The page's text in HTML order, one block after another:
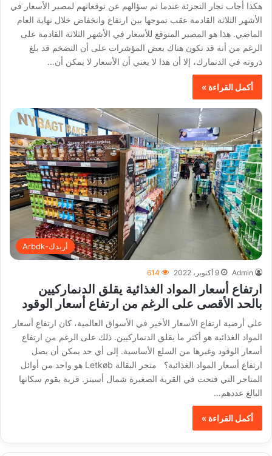
هكذا أجاب تجار التجزئة عندما تم سؤالهم عن توقعاتهم لمصير الأسعار في
الأشهر الثلاثة القادمة عقب تموجها بين ارتفاع وانخفاض خلال نهاية العام
الماضي. هذا هو المصير المتوقع للأسعار في الأشهر الثلاثة القادمة على
الرغم من أنه قد تكون هناك بعض المؤشرات على أن التضخم قد بلغ
ذروته في الدنمارك، إلا أن هذا لا يعني أن الأسعار لا يمكن أن…
أكمل القراءة »
أربدك-Arbdk
Admin 9 أكتوبر، 2022 614
ارتفاع أسعار المواد الغذائية يقلق الدنماركيين
بالحد الأقصى على الرغم من ارتفاع أسعار الوقود
على أرضية ارتفاع الأسعار الأخير في الأسواق العالمية، كان ارتفاع أسعار
المواد الغذائية هو أكثر ما يقلق الدنماركيين. ذلك على الرغم من ارتفاع
أسعار الوقود وغيرها من السلع الأساسية. إلى أي حد يمكن أن يصل
ارتفاع أسعار المواد الغذائية؟ متجر البقالة Letkøb هو واحد من أوائل
المتاجر التي فتحت في القرية الصغيرة شمال أسينز. قرية يقوم سكانها
البالغ عددهم…
أكمل القراءة »